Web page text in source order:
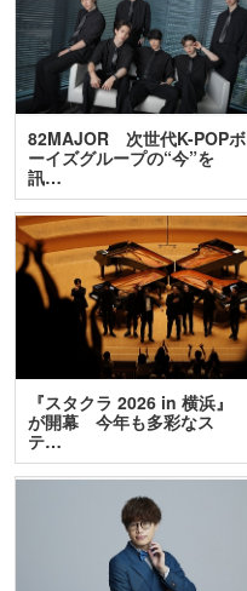
82MAJOR 次世代K-POPボ
ーイズグループの“今”を
訊…
『スタクラ 2026 in 横浜』
が開幕 今年も多彩なス
テ…